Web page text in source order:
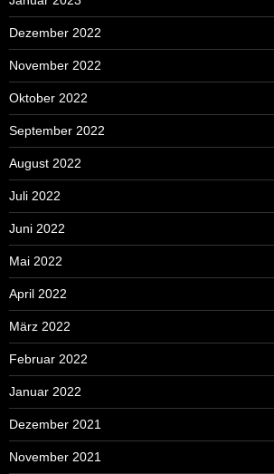
Dezember 2022
November 2022
Oktober 2022
September 2022
August 2022
Juli 2022
Juni 2022
Mai 2022
April 2022
März 2022
Februar 2022
Januar 2022
Dezember 2021
November 2021